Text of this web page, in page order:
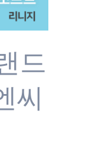
드
씨